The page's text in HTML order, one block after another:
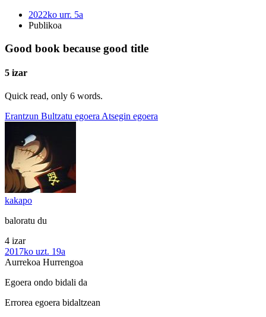
2022ko urr. 5a
Publikoa
Good book because good title
5 izar
Quick read, only 6 words.
Erantzun Bultzatu egoeraAtsegin egoera
kakapo
baloratu du
4 izar
2017ko uzt. 19a
Aurrekoa Hurrengoa
Egoera ondo bidali da
Errorea egoera bidaltzean